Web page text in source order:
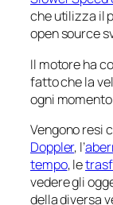
che utilizza il
open source
Il motore ha
fatto che la
ogni
Vengono resi
Doppler, l’
tempo, le
vedere gli
della diversa